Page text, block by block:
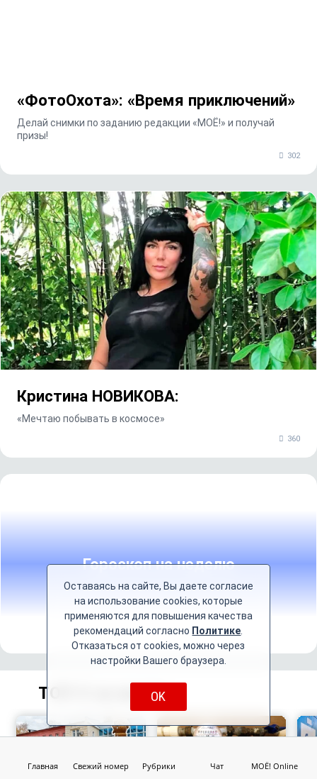
«ФотоОхота»: «Время приключений»
Делай снимки по заданию редакции «МОЁ!» и получай
призы!
302
Кристина НОВИКОВА:
«Мечтаю побывать в космосе»
360
Гороскоп на неделю
ТОП-5 за месяц
Главная Свежий номер Рубрики Чат МОЁ! Online
Оставаясь на сайте, Вы даете согласие
на использование cookies, которые
применяются для повышения качества
рекомендаций согласно Политике
Отказаться от cookies, можно через
настройки Вашего браузера.
OK